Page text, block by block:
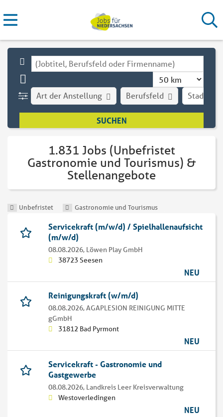
Stadt
Art der Anstellung Berufsfeld
1.831 Jobs (Unbefristet
Gastronomie und Tourismus) &
Stellenangebote
Unbefristet Gastronomie und Tourismus
Servicekraft (m/w/d) / Spielhallenaufsicht
(m/w/d)
08.08.2026, Löwen Play GmbH
38723 Seesen
NEU
Reinigungskraft (w/m/d)
08.08.2026,AGAPLESION REINIGUNG MITTE
gGmbH
31812 Bad Pyrmont
NEU
Servicekraft - Gastronomie und
Gastgewerbe
08.08.2026, Landkreis Leer Kreisverwaltung
Westoverledingen
NEU